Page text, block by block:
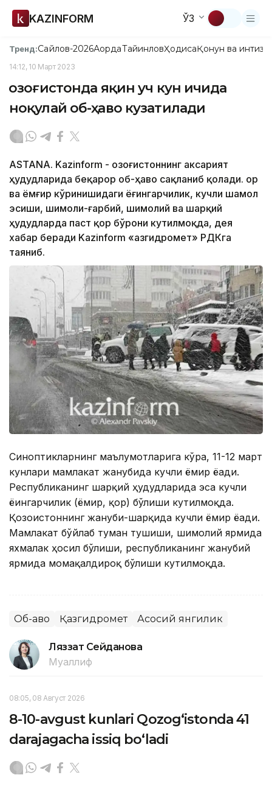
KAZINFORM ЎЗ
Тренд:Сайлов-2026АқордаТайинловҲодисаҚонун ва
14:12, 10 Март 2023
Қозоғистонда яқин уч кун ичида
ноқулай об-ҳаво кузатилади
ASTANA. Kazinform - Қозоғистоннинг аксарият
ҳудудларида беқарор об-ҳаво сақланиб қолади. Қор
ва ёмғир кўринишидаги ёғингарчилик, кучли шамол
эсиши, шимоли-ғарбий, шимолий ва шарқий
ҳудудларда паст қор бўрони кутилмоқда, дея
хабар беради Kazinform «Қазгидромет» РДКга
таяниб.
Синоптикларнинг маълумотларига кўра, 11-12 март
кунлари мамлакат жанубида кучли ёмғир ёғади.
Республиканинг шарқий ҳудудларида эса кучли
ёғингарчилик (ёмғир, қор) бўлиши кутилмоқда.
Қозоғистоннинг жануби-шарқида кучли ёмғир ёғади.
Мамлакат бўйлаб туман тушиши, шимолий ярмида
яхмалак ҳосил бўлиши, республиканинг жанубий
ярмида момақалдироқ бўлиши кутилмоқда.
Об-ҳаво Қазгидромет Асосий янгилик
Ляззат Сейданова
Муаллиф
08:05, 08 Август 2026
8-10-avgust kunlari Qozog‘istonda 41
darajagacha issiq bo‘ladi